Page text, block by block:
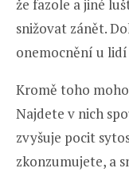
že fazole a jiné
snižovat zánět.
onemocnění u
Kromě toho
Najdete v nich
zvyšuje pocit
zkonzumujete, a